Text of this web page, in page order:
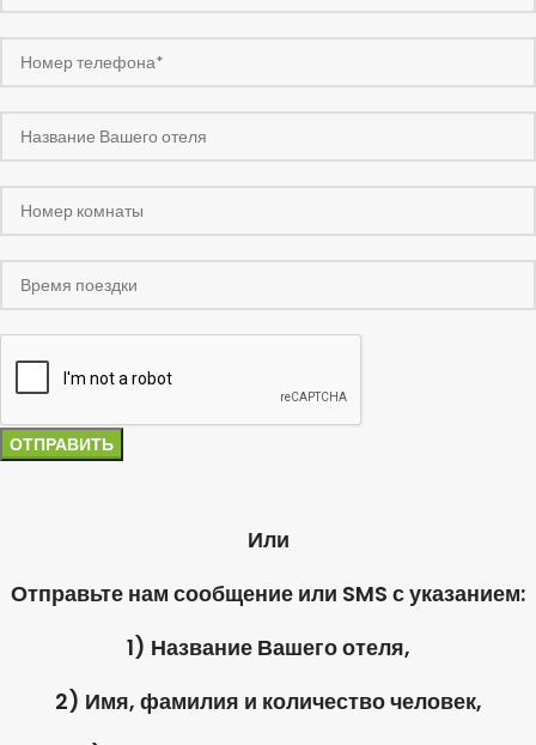
Или
Отправьте нам сообщение или SMS с указанием:
1) Название Вашего отеля,
2) Имя, фамилия и количество человек,